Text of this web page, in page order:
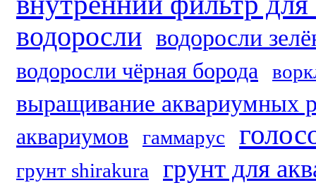
водоросли водоросли
водоросли чёрная борода
выращивание аквариумных
аквариумов гаммарус
грунт shirakura грунт для